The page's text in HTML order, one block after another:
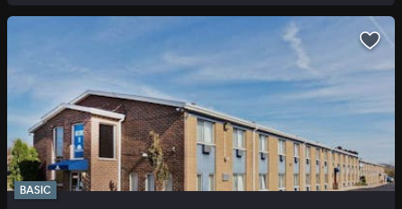
BASIC